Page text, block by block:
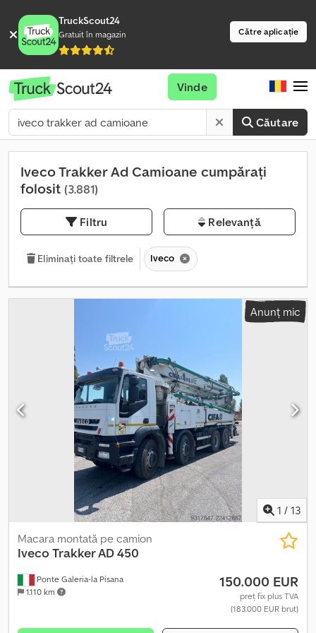
TruckScout24
Gratuit în magazin Către aplicație
Căutare
Vinde
Iveco Trakker Ad Camioane cumpărați
folosit (3.881)
Filtru Relevanță
Eliminați toate filtrele Iveco
Anunț mic
1 / 13
Ponte Galeria-la Pisana
1.110 km
Macara montată pe camion
IvecoTrakker AD 450
150.000 EUR
preț fix plus TVA
(183.000 EUR brut)